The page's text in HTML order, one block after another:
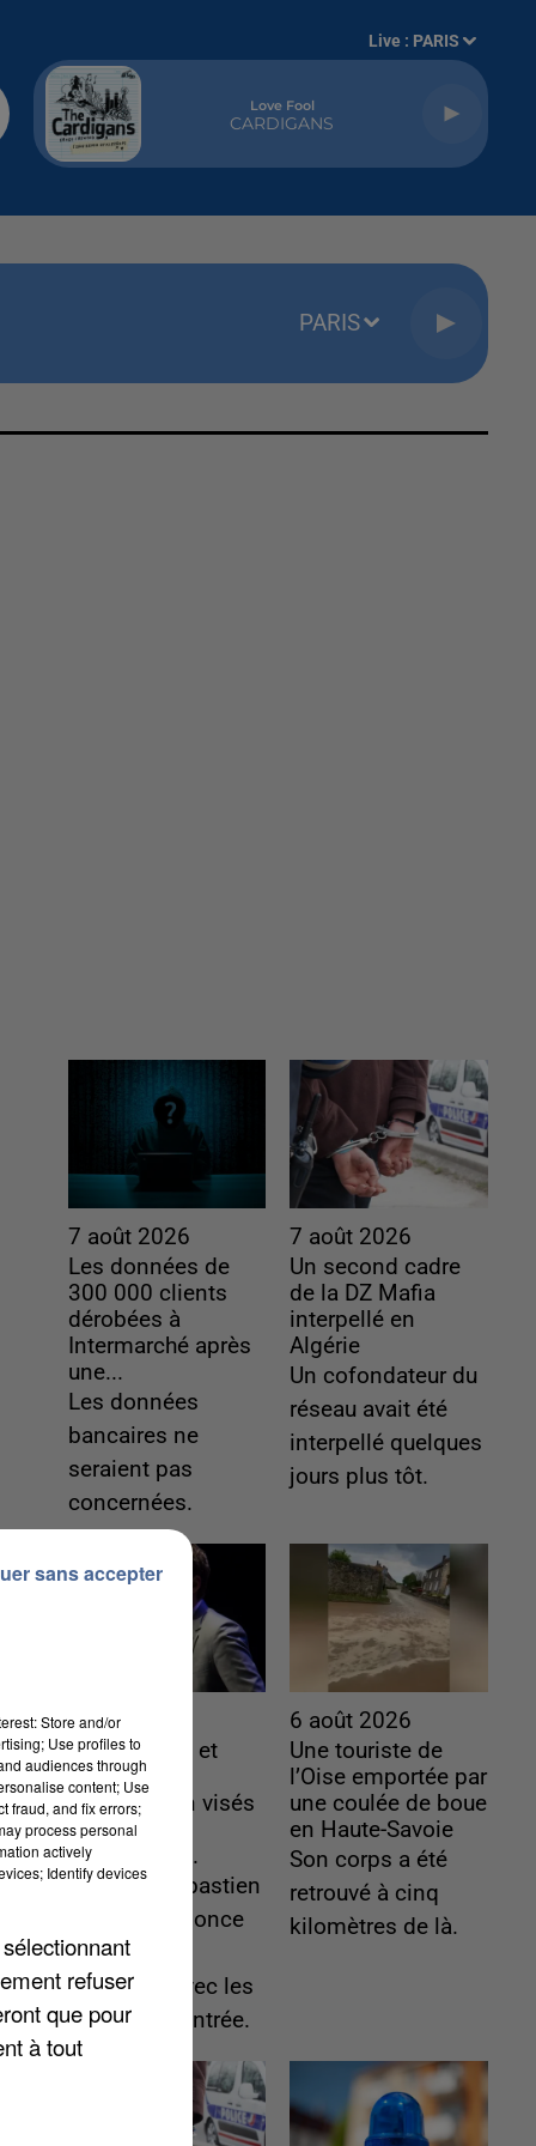
Live : PARIS
Love Fool
CARDIGANS
PARIS
7 août 2026
Les données de
300 000 clients
dérobées à
Intermarché après
une...
Les données
bancaires ne
seraient pas
concernées.
7 août 2026
Un second cadre
de la DZ Mafia
interpellé en
Algérie
Un cofondateur du
réseau avait été
interpellé quelques
jours plus tôt.
6 août 2026
Gabriel Attal et
Raphaël
Glucksmann visés
par des
ingérences...
Sollicité, Sébastien
Lecornu annonce
un "travail
commun" avec les
partis à la rentrée.
6 août 2026
Une touriste de
l’Oise emportée par
une coulée de boue
en Haute-Savoie
Son corps a été
retrouvé à cinq
kilomètres de là.
Store and/or
Use profiles to
audiences through
content; Use
fraud, and fix errors;
process personal
actively
Identify devices
refuser
que pour
à tout
sans accepter